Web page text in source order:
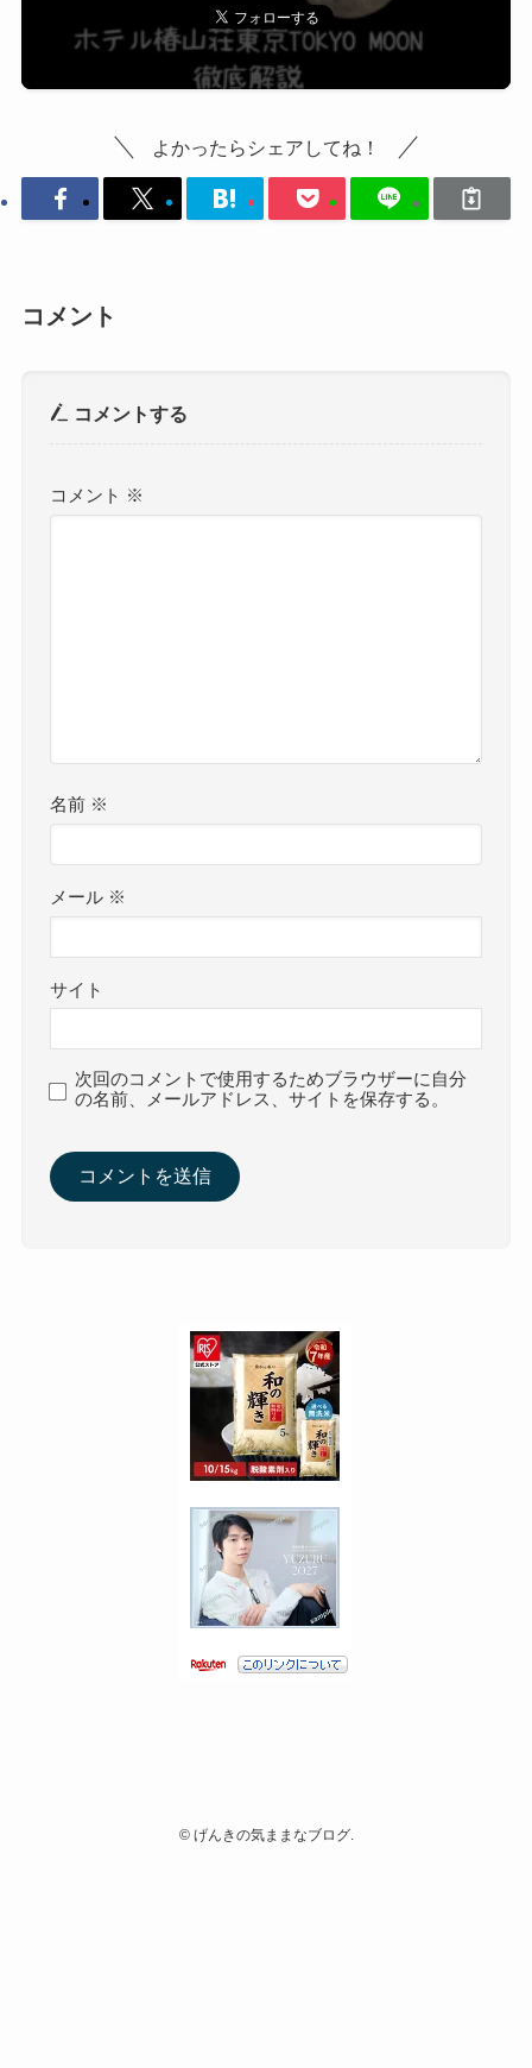
よかったらシェアしてね！
コメント
コメントする
コメント ※
名前 ※
メール ※
サイト
次回のコメントで使用するためブラウザーに自分
の名前、メールアドレス、サイトを保存する。
©げんきの気ままなブログ.